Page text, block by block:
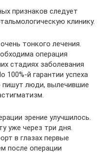
признаков следует
клинику.
тонкого лечения.
операция
стадиях заболевания
й гарантии успеха
пишут люди, вылечившие
зрение улучшилось.
уже через три дня.
в глазах первые
после операции